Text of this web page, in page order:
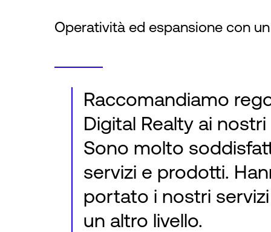
Operatività ed espansione con
Raccomandiamo
Digital Realty ai
Sono molto
servizi e prodotti.
portato i nostri
un altro livello.